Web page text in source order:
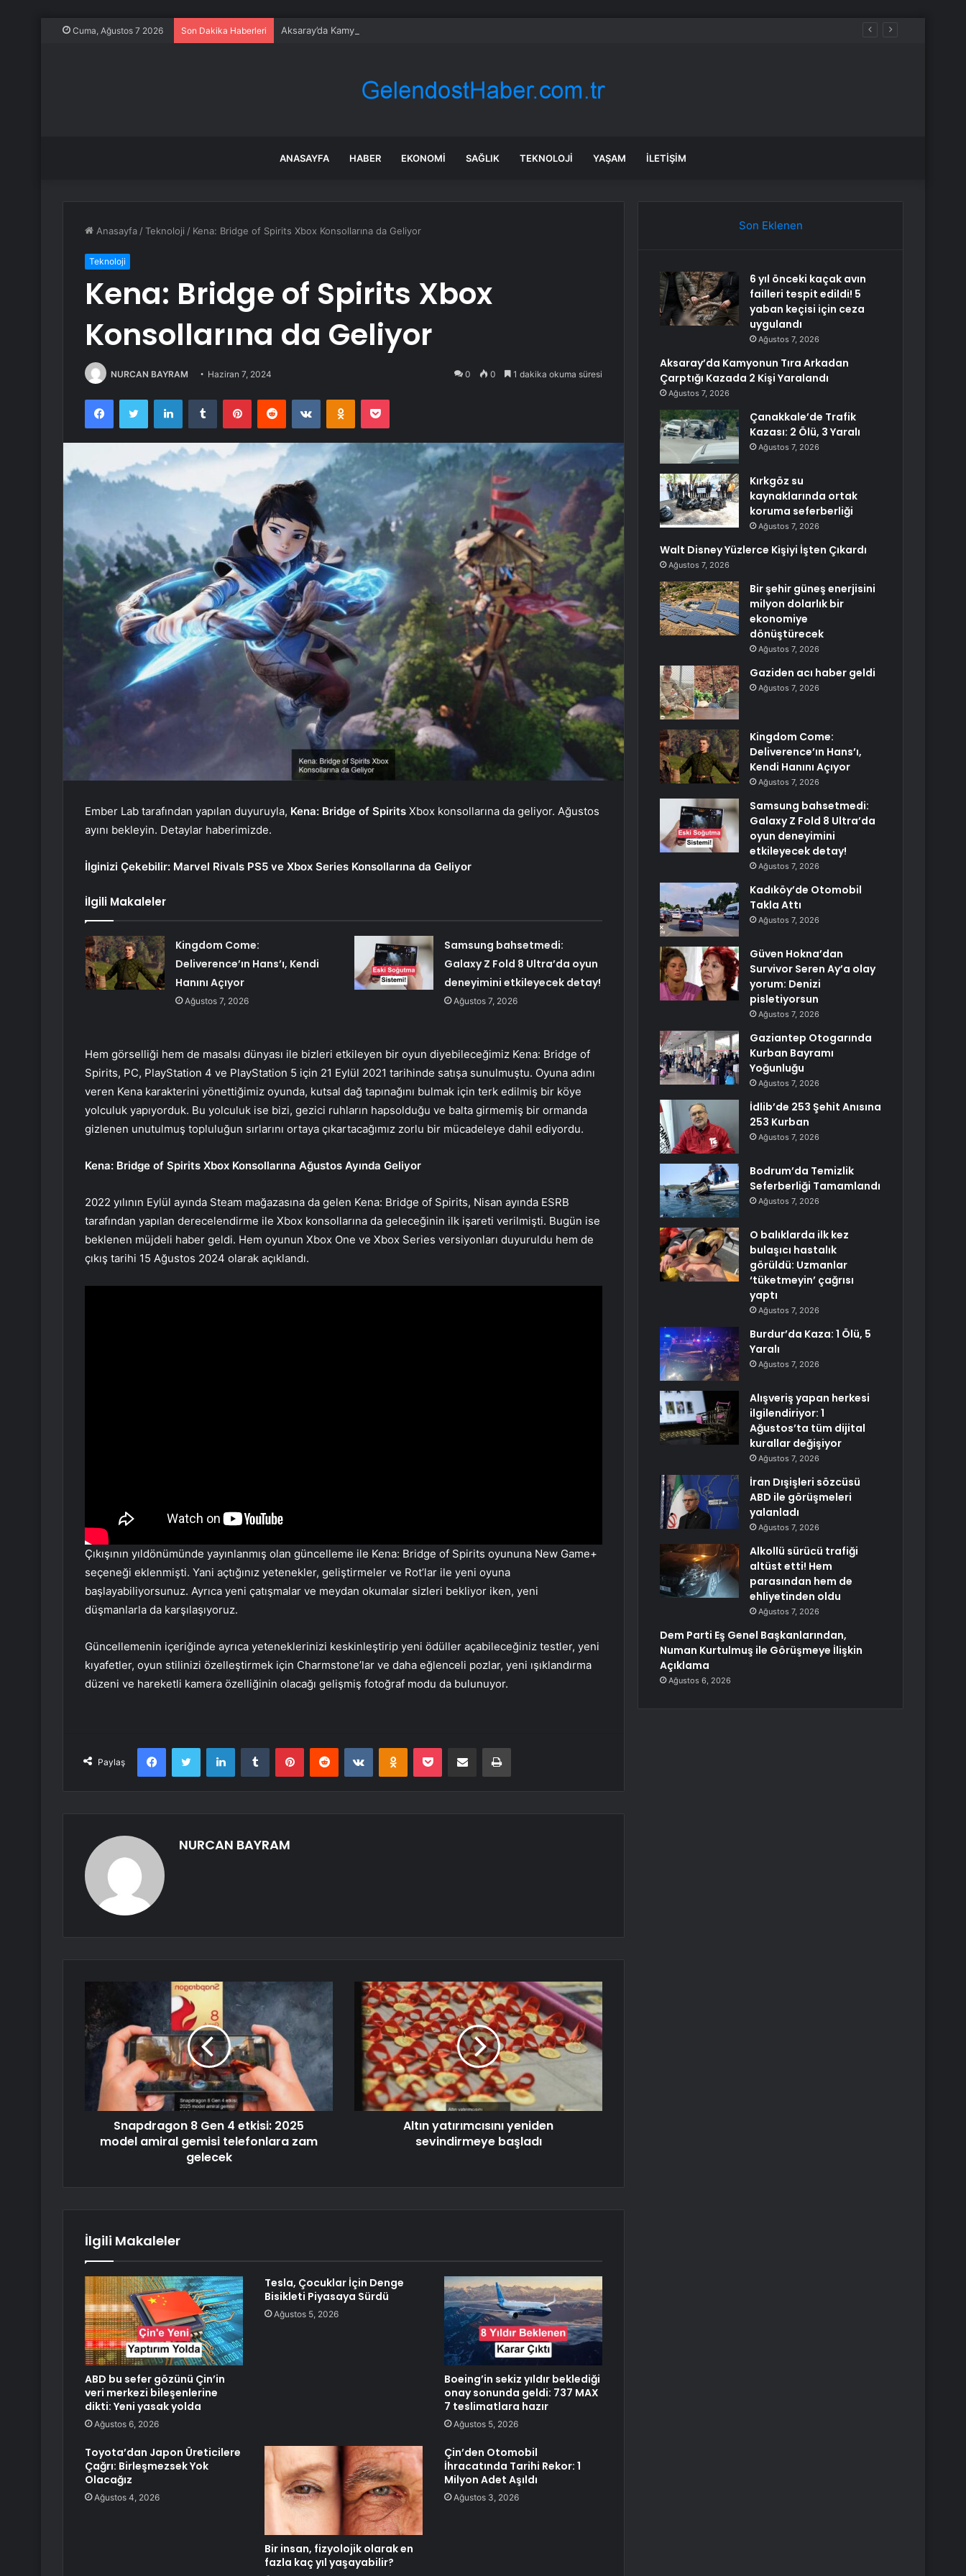
Cuma, Ağustos 7 2026 Son Dakika Haberleri Aksaray’da Kamyonun Tıra Arkadan Çarptığı Kazada 2 Kişi Yaralandı
ANASAYFA HABER EKONOMI SAĞLIK TEKNOLOJI YAŞAM İLETIŞIM
Anasayfa /Teknoloji / Kena: Bridge of Spirits Xbox Konsollarına da Geliyor
Teknoloji
Kena: Bridge of Spirits Xbox
Konsollarına da Geliyor
NURCAN BAYRAM Haziran 7, 2024 0 0 1 dakika okuma süresi
FacebookTwitter LinkedInTumblr PinterestReddit VKontakteOdnoklassniki
Pocket
Ember Lab tarafından yapılan duyuruyla, Kena: Bridge of Spirits Xbox konsollarına da geliyor. Ağustos
ayını bekleyin. Detaylar haberimizde.
İlginizi Çekebilir: Marvel Rivals PS5 ve Xbox Series Konsollarına da Geliyor
İlgili Makaleler
Kingdom Come:
Deliverence’ın Hans’ı, Kendi
Hanını Açıyor
Ağustos 7, 2026
Samsung bahsetmedi:
Galaxy Z Fold 8 Ultra’da oyun
deneyimini etkileyecek detay!
Ağustos 7, 2026
Hem görselliği hem de masalsı dünyası ile bizleri etkileyen bir oyun diyebileceğimiz Kena: Bridge of
Spirits, PC, PlayStation 4 ve PlayStation 5 için 21 Eylül 2021 tarihinde satışa sunulmuştu. Oyuna adını
veren Kena karakterini yönettiğimiz oyunda, kutsal dağ tapınağını bulmak için terk edilmiş bir köye
yolculuk yapıyorduk. Bu yolculuk ise bizi, gezici ruhların hapsolduğu ve balta girmemiş bir ormanda
gizlenen unutulmuş topluluğun sırlarını ortaya çıkartacağımız zorlu bir mücadeleye dahil ediyordu.
Kena: Bridge of Spirits Xbox Konsollarına Ağustos Ayında Geliyor
2022 yılının Eylül ayında Steam mağazasına da gelen Kena: Bridge of Spirits, Nisan ayında ESRB
tarafından yapılan derecelendirme ile Xbox konsollarına da geleceğinin ilk işareti verilmişti. Bugün ise
beklenen müjdeli haber geldi. Hem oyunun Xbox One ve Xbox Series versiyonları duyuruldu hem de
çıkış tarihi 15 Ağustos 2024 olarak açıklandı.
Çıkışının yıldönümünde yayınlanmış olan güncelleme ile Kena: Bridge of Spirits oyununa New Game+
seçeneği eklenmişti. Yani açtığınız yetenekler, geliştirmeler ve Rot’lar ile yeni oyuna
başlayabiliyorsunuz. Ayrıca yeni çatışmalar ve meydan okumalar sizleri bekliyor iken, yeni
düşmanlarla da karşılaşıyoruz.
Güncellemenin içeriğinde ayrıca yeteneklerinizi keskinleştirip yeni ödüller açabileceğiniz testler, yeni
kıyafetler, oyun stilinizi özelleştirmek için Charmstone’lar ve daha eğlenceli pozlar, yeni ışıklandırma
düzeni ve hareketli kamera özelliğinin olacağı gelişmiş fotoğraf modu da bulunuyor.
Paylaş
FacebookTwitter LinkedInTumblr PinterestReddit VKontakteOdnoklassniki
Pocket E-Posta ile paylaş Yazdır
NURCAN BAYRAM
Snapdragon 8 Gen 4 etkisi: 2025
model amiral gemisi telefonlara zam
gelecek
Altın yatırımcısını yeniden
sevindirmeye başladı
İlgili Makaleler
ABD bu sefer gözünü Çin’in
veri merkezi bileşenlerine
dikti: Yeni yasak yolda
Ağustos 6, 2026
Tesla, Çocuklar İçin Denge
Bisikleti Piyasaya Sürdü
Ağustos 5, 2026
Boeing’in sekiz yıldır beklediği
onay sonunda geldi: 737 MAX
7 teslimatlara hazır
Ağustos 5, 2026
Toyota’dan Japon Üreticilere
Çağrı: Birleşmezsek Yok
Olacağız
Ağustos 4, 2026
Bir insan, fizyolojik olarak en
fazla kaç yıl yaşayabilir?
Çin’den Otomobil
İhracatında Tarihi Rekor: 1
Milyon Adet Aşıldı
Ağustos 3, 2026
Son Eklenen
6 yıl önceki kaçak avın
failleri tespit edildi! 5
yaban keçisi için ceza
uygulandı
Ağustos 7, 2026
Aksaray’da Kamyonun Tıra Arkadan
Çarptığı Kazada 2 Kişi Yaralandı
Ağustos 7, 2026
Çanakkale’de Trafik
Kazası: 2 Ölü, 3 Yaralı
Ağustos 7, 2026
Kırkgöz su
kaynaklarında ortak
koruma seferberliği
Ağustos 7, 2026
Walt Disney Yüzlerce Kişiyi İşten Çıkardı
Ağustos 7, 2026
Bir şehir güneş enerjisini
milyon dolarlık bir
ekonomiye
dönüştürecek
Ağustos 7, 2026
Gaziden acı haber geldi
Ağustos 7, 2026
Kingdom Come:
Deliverence’ın Hans’ı,
Kendi Hanını Açıyor
Ağustos 7, 2026
Samsung bahsetmedi:
Galaxy Z Fold 8 Ultra’da
oyun deneyimini
etkileyecek detay!
Ağustos 7, 2026
Kadıköy’de Otomobil
Takla Attı
Ağustos 7, 2026
Güven Hokna’dan
Survivor Seren Ay’a olay
yorum: Denizi
pisletiyorsun
Ağustos 7, 2026
Gaziantep Otogarında
Kurban Bayramı
Yoğunluğu
Ağustos 7, 2026
İdlib’de 253 Şehit Anısına
253 Kurban
Ağustos 7, 2026
Bodrum’da Temizlik
Seferberliği Tamamlandı
Ağustos 7, 2026
O balıklarda ilk kez
bulaşıcı hastalık
görüldü: Uzmanlar
‘tüketmeyin’ çağrısı
yaptı
Ağustos 7, 2026
Burdur’da Kaza: 1 Ölü, 5
Yaralı
Ağustos 7, 2026
Alışveriş yapan herkesi
ilgilendiriyor: 1
Ağustos’ta tüm dijital
kurallar değişiyor
Ağustos 7, 2026
İran Dışişleri sözcüsü
ABD ile görüşmeleri
yalanladı
Ağustos 7, 2026
Alkollü sürücü trafiği
altüst etti! Hem
parasından hem de
ehliyetinden oldu
Ağustos 7, 2026
Dem Parti Eş Genel Başkanlarından,
Numan Kurtulmuş ile Görüşmeye İlişkin
Açıklama
Ağustos 6, 2026